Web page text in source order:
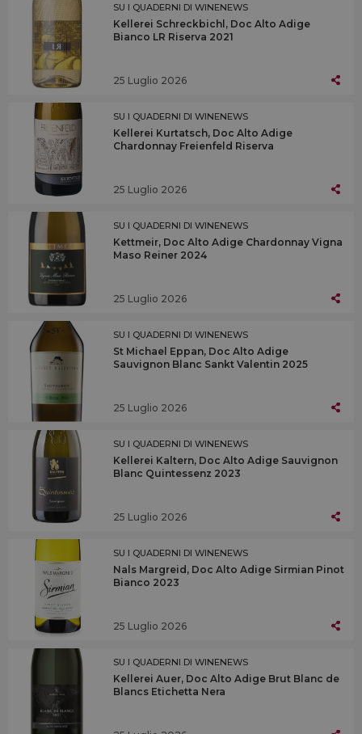
SU I QUADERNI DI WINENEWS
Kellerei Schreckbichl, Doc Alto Adige
Bianco LR Riserva 2021
25 Luglio 2026
SU I QUADERNI DI WINENEWS
Kellerei Kurtatsch, Doc Alto Adige
Chardonnay Freienfeld Riserva
25 Luglio 2026
SU I QUADERNI DI WINENEWS
Kettmeir, Doc Alto Adige Chardonnay Vigna
Maso Reiner 2024
25 Luglio 2026
SU I QUADERNI DI WINENEWS
St Michael Eppan, Doc Alto Adige
Sauvignon Blanc Sankt Valentin 2025
25 Luglio 2026
SU I QUADERNI DI WINENEWS
Kellerei Kaltern, Doc Alto Adige Sauvignon
Blanc Quintessenz 2023
25 Luglio 2026
SU I QUADERNI DI WINENEWS
Nals Margreid, Doc Alto Adige Sirmian Pinot
Bianco 2023
25 Luglio 2026
SU I QUADERNI DI WINENEWS
Kellerei Auer, Doc Alto Adige Brut Blanc de
Blancs Etichetta Nera